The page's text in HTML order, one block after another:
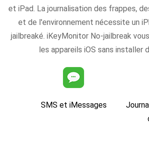
et iPad. La journalisation des frappes,
et de l'environnement nécessite un
jailbreaké. iKeyMonitor No-jailbreak
les appareils iOS sans installer
SMS et iMessages